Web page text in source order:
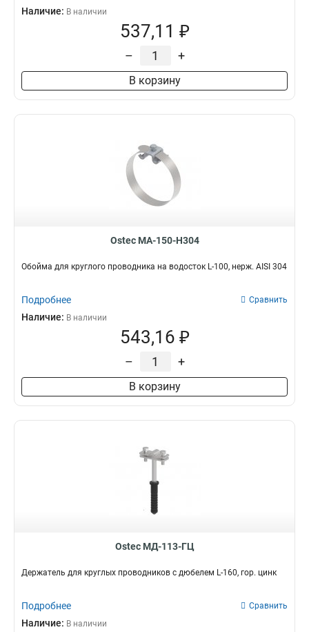
Наличие: В наличии
537,11 ₽
– +
В корзину
Ostec МА-150-Н304
Обойма для круглого проводника на водосток L-100, нерж. AISI 304
Подробнее Сравнить
Наличие: В наличии
543,16 ₽
– +
В корзину
Ostec МД-113-ГЦ
Держатель для круглых проводников с дюбелем L-160, гор. цинк
Подробнее Сравнить
Наличие: В наличии